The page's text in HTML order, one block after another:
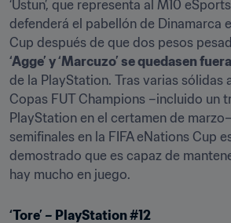
‘Ustun’, que representa al M10
defenderá el pabellón de Dinamarca
‘Agge’ y ‘Marcuzo’ se quedasen fuera
de la PlayStation. Tras varias sólidas
Copas FUT Champions –incluido un
PlayStation en el certamen de
semifinales en la FIFA eNations Cup
demostrado que es capaz de
hay mucho en juego.
‘Tore’ – PlayStation #12